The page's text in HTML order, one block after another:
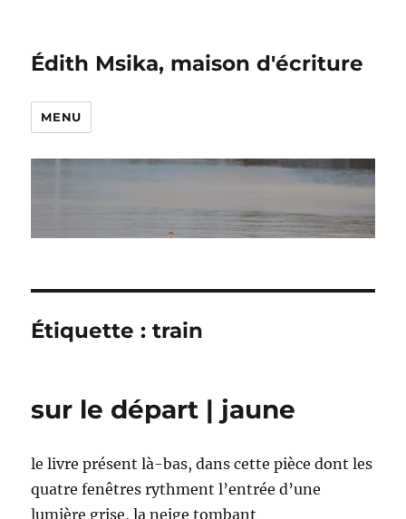
Édith Msika, maison d'écriture
MENU
Étiquette :train
sur le départ | jaune
le livre présent là-bas, dans cette pièce dont les
quatre fenêtres rythment l’entrée d’une
lumière grise, la neige tombant